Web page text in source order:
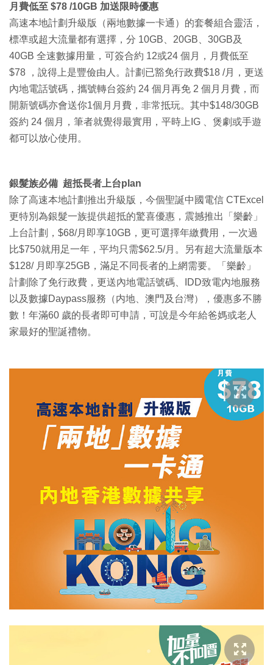
月費低至 $78 /10GB 加送限時優惠
高速本地計劃升級版（兩地數據一卡通）的套餐組合靈活，
標凖或超大流量都有選擇，分 10GB、20GB、30GB及
40GB 全速數據用量，可簽合約 12或24 個月，月費低至
$78 ，說得上是豐儉由人。計劃已豁免行政費$18 /月，更送
內地電話號碼，攜號轉台簽約 24 個月再免 2 個月月費，而
開新號碼亦會送你1個月月費，非常抵玩。其中$148/30GB
簽約 24 個月，筆者就覺得最實用，平時上IG 、煲劇或手遊
都可以放心使用。
銀髮族必備 超抵長者上台plan
除了高速本地計劃推出升級版，今個聖誕中國電信 CTExcel
更特別為銀髮一族提供超抵的驚喜優惠，震撼推出「樂齡」
上台計劃，$68/月即享10GB，更可選擇年繳費用，一次過
比$750就用足一年，平均只需$62.5/月。另有超大流量版本
$128/ 月即享25GB，滿足不同長者的上網需要。「樂齡」
計劃除了免行政費，更送內地電話號碼、IDD致電內地服務
以及數據Daypass服務（内地、澳門及台灣），優惠多不勝
數！年滿60 歲的長者即可申請，可說是今年給爸媽或老人
家最好的聖誕禮物。